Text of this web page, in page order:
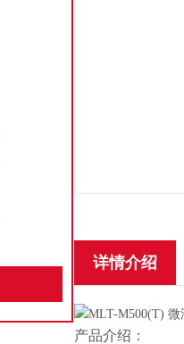
详情介绍
产品介绍：